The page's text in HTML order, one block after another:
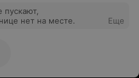
пускают,
нет на месте.
Еще